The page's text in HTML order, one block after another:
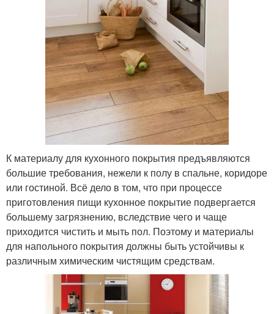
К материалу для кухонного покрытия предъявляются
большие требования, нежели к полу в спальне, коридоре
или гостиной. Всё дело в том, что при процессе
приготовления пищи кухонное покрытие подвергается
большему загрязнению, вследствие чего и чаще
приходится чистить и мыть пол. Поэтому и материалы
для напольного покрытия должны быть устойчивы к
различным химическим чистящим средствам.